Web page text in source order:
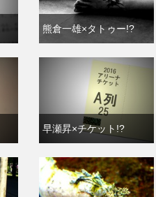
熊倉一雄×タトゥー!?
早瀬昇×チケット!?